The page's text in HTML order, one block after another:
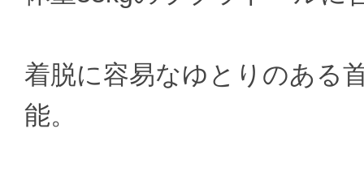
着脱に容易なゆとりのある
能。